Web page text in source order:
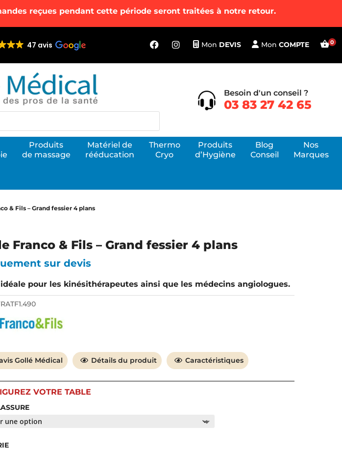
reçues pendant cette période seront traitées à notre retour.
47 avis Mon DEVIS Mon COMPTE
Besoin d'un conseil ?
03 83 27 42 65
Médical
matériels et équipements de kiné avec les meilleures
de confiance de proximité et un service après-vente
Livraison express
Produits
de massage
Matériel de
rééducation
Thermo
Cryo
Produits
d’Hygiène
Blog
Conseil
Nos
Marques
& Fils – Grand fessier 4 plans
Franco & Fils – Grand fessier 4 plans
sur devis
pour les kinésithérapeutes ainsi que les médecins angiologues.
Gollé Médical Détails du produit Caractéristiques